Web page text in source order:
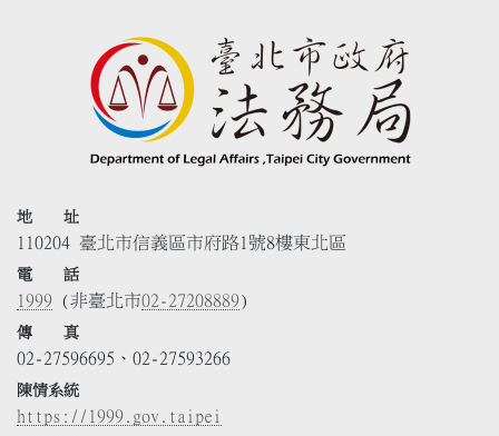
地 址
110204 臺北市信義區市府路1號8樓東北區
電 話
1999 (非臺北市02-27208889)
傳 真
02-27596695、02-27593266
陳情系統
https://1999.gov.taipei